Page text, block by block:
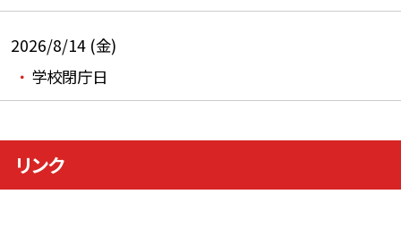
2026/8/14 (金)
学校閉庁日
リンク